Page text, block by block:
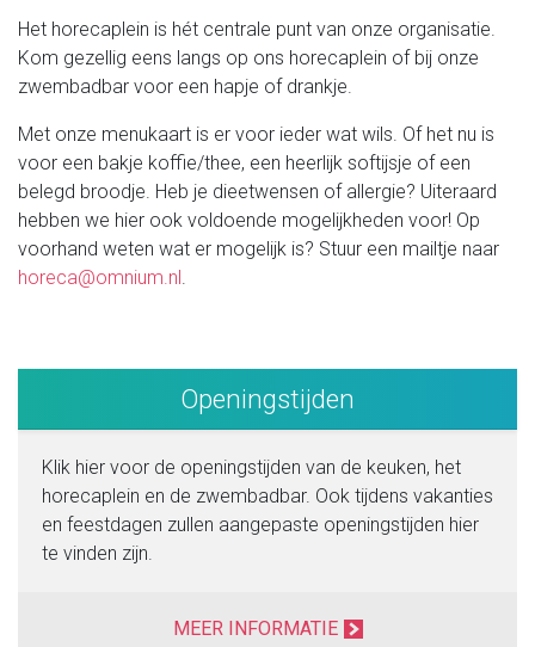
Het horecaplein is hét centrale punt van onze organisatie.
Kom gezellig eens langs op ons horecaplein of bij onze
zwembadbar voor een hapje of drankje.
Met onze menukaart is er voor ieder wat wils. Of het nu is
voor een bakje koffie/thee, een heerlijk softijsje of een
belegd broodje. Heb je dieetwensen of allergie? Uiteraard
hebben we hier ook voldoende mogelijkheden voor! Op
voorhand weten wat er mogelijk is? Stuur een mailtje naar
horeca@omnium.nl
Openingstijden
Klik hier voor de openingstijden van de keuken, het
horecaplein en de zwembadbar. Ook tijdens vakanties
en feestdagen zullen aangepaste openingstijden hier
te vinden zijn.
MEER INFORMATIE